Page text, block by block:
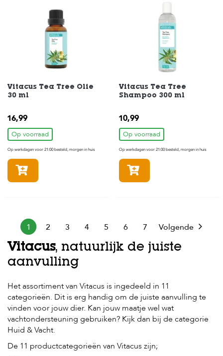
Vitacus Tea Tree Olie
30 ml
16,99
Op voorraad
Op werkdagen voor 21:00 besteld, morgen in huis
Vitacus Tea Tree
Shampoo 300 ml
10,99
Op voorraad
Op werkdagen voor 21:00 besteld, morgen in huis
1 2 3 4 5 6 7 Volgende
Vitacus, natuurlijk de juiste
aanvulling
Het assortiment van Vitacus is ingedeeld in 11
categorieën. Dit is erg handig om de juiste aanvulling te
vinden voor jouw dier. Kan jouw maatje wel wat
vachtondersteuning gebruiken? Kijk dan bij de categorie
Huid & Vacht.
De 11 productcategorieën van Vitacus zijn;